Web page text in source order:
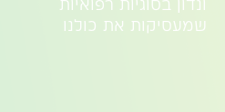
ונדון בסוגיות רפואיות
שמעסיקות את כולנו